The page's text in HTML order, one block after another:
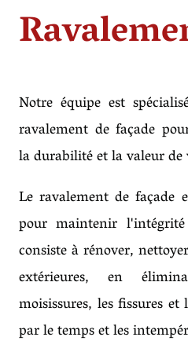
Notre équipe est
ravalement de façade
la durabilité et la valeur
Le ravalement de façade
pour maintenir
consiste à rénover,
extérieures, en
moisissures, les fissures et
par le temps et les